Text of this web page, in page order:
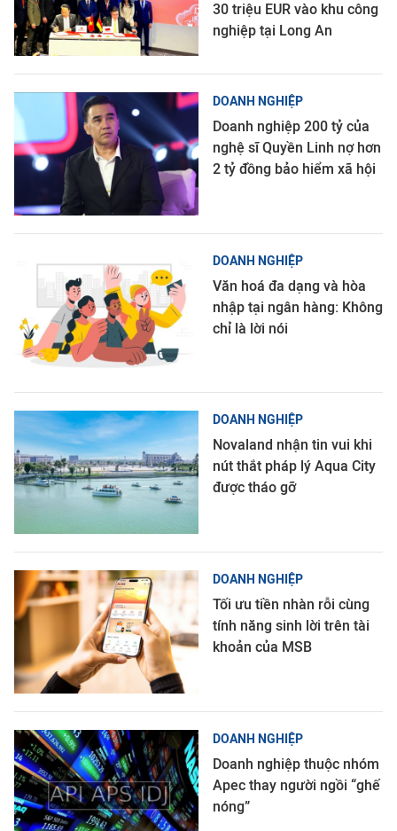
30 triệu EUR vào khu công
nghiệp tại Long An
DOANH NGHIỆP
Doanh nghiệp 200 tỷ của
nghệ sĩ Quyền Linh nợ hơn
2 tỷ đồng bảo hiểm xã hội
DOANH NGHIỆP
Văn hoá đa dạng và hòa
nhập tại ngân hàng: Không
chỉ là lời nói
DOANH NGHIỆP
Novaland nhận tin vui khi
nút thắt pháp lý Aqua City
được tháo gỡ
DOANH NGHIỆP
Tối ưu tiền nhàn rỗi cùng
tính năng sinh lời trên tài
khoản của MSB
DOANH NGHIỆP
Doanh nghiệp thuộc nhóm
Apec thay người ngồi “ghế
nóng”